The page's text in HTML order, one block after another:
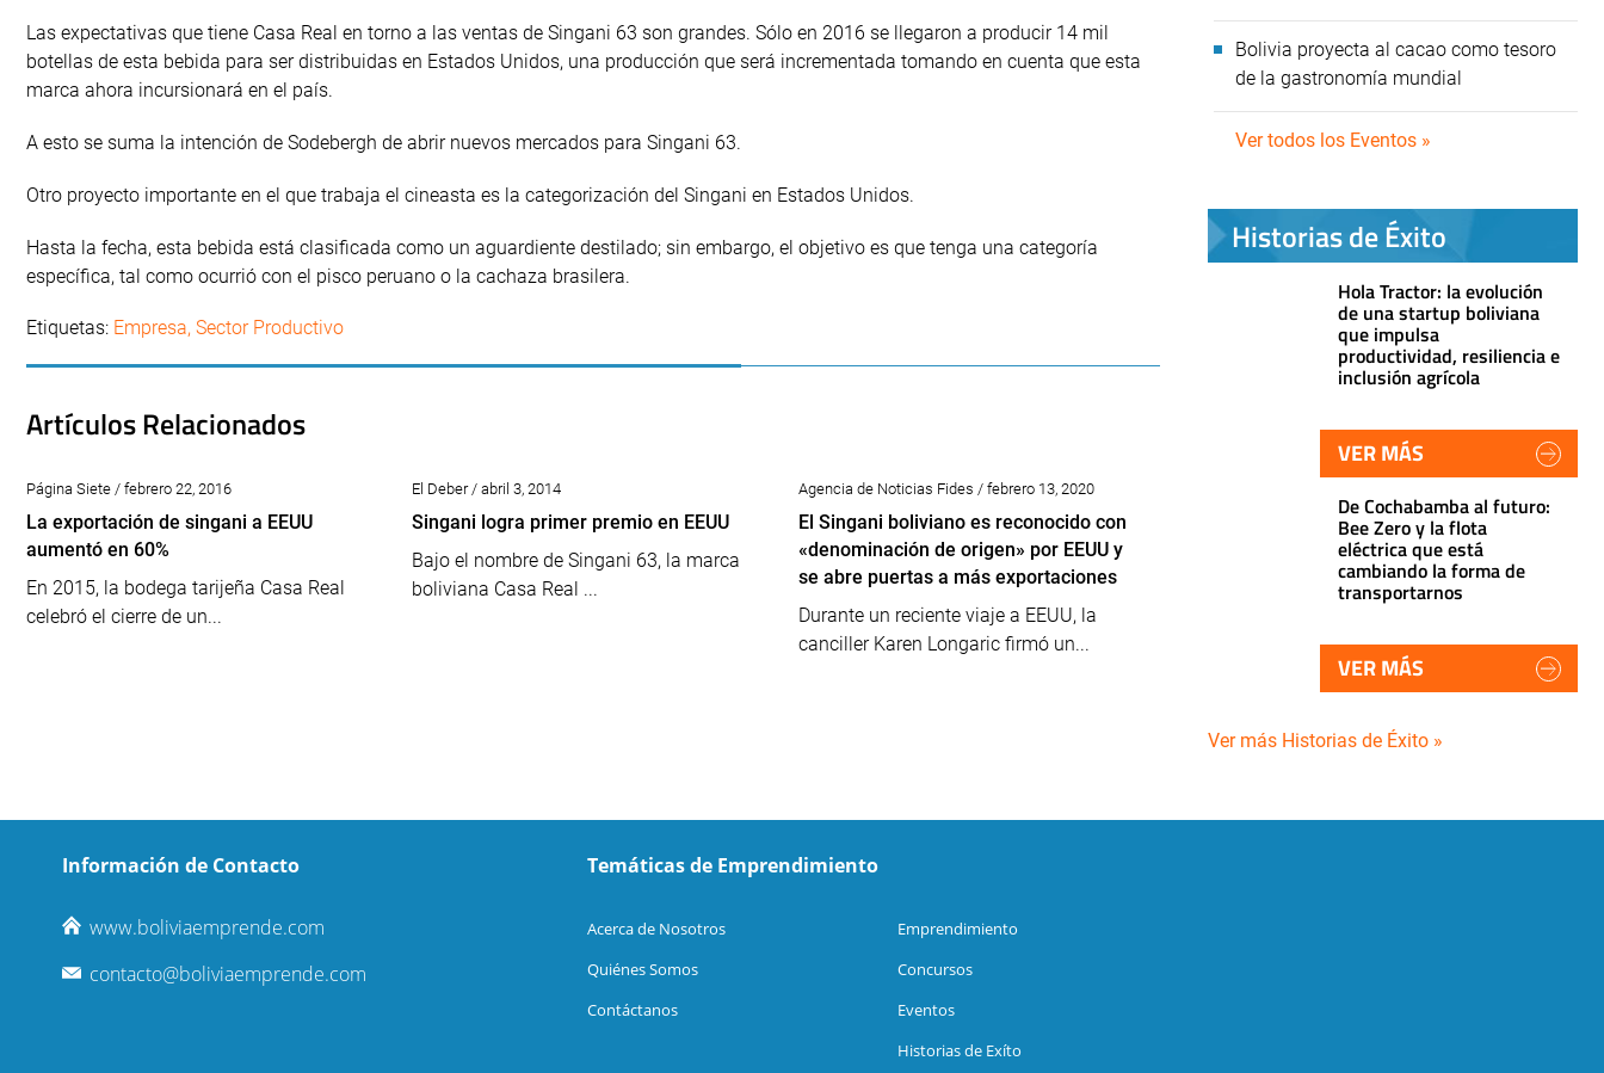
Las expectativas que tiene Casa Real en torno a las ventas de Singani 63 son grandes. Sólo en 2016 se llegaron a producir 14 mil
botellas de esta bebida para ser distribuidas en Estados Unidos, una producción que será incrementada tomando en cuenta que esta
marca ahora incursionará en el país.
A esto se suma la intención de Sodebergh de abrir nuevos mercados para Singani 63.
Otro proyecto importante en el que trabaja el cineasta es la categorización del Singani en Estados Unidos.
Hasta la fecha, esta bebida está clasificada como un aguardiente destilado; sin embargo, el objetivo es que tenga una categoría
específica, tal como ocurrió con el pisco peruano o la cachaza brasilera.
Etiquetas: Empresa, Sector Productivo
Artículos Relacionados
Página Siete / febrero 22, 2016
La exportación de singani a EEUU
aumentó en 60%
En 2015, la bodega tarijeña Casa Real
celebró el cierre de un...
El Deber / abril 3, 2014
Singani logra primer premio en EEUU
Bajo el nombre de Singani 63, la marca
boliviana Casa Real ...
Agencia de Noticias Fides / febrero 13, 2020
El Singani boliviano es reconocido con
«denominación de origen» por EEUU y
se abre puertas a más exportaciones
Durante un reciente viaje a EEUU, la
canciller Karen Longaric firmó un...
Bolivia proyecta al cacao como tesoro
de la gastronomía mundial
Ver todos los Eventos »
Historias de Éxito
Hola Tractor: la evolución
de una startup boliviana
que impulsa
productividad, resiliencia e
inclusión agrícola
VER MÁS
De Cochabamba al futuro:
Bee Zero y la flota
eléctrica que está
cambiando la forma de
transportarnos
VER MÁS
Ver más Historias de Éxito »
Información de Contacto
www.boliviaemprende.com
contacto@boliviaemprende.com
Temáticas de Emprendimiento
Acerca de Nosotros
Quiénes Somos
Contáctanos
Emprendimiento
Concursos
Eventos
Historias de Exíto